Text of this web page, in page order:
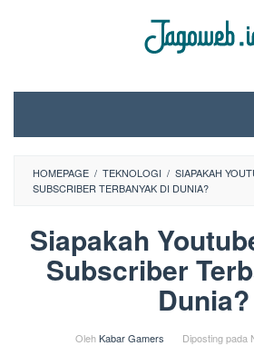
HOMEPAGE / TEKNOLOGI / SIAPAKAH
SUBSCRIBER TERBANYAK DI DUNIA?
Siapakah
Subscriber
Dunia?
OlehKabar Gamers Diposting pada